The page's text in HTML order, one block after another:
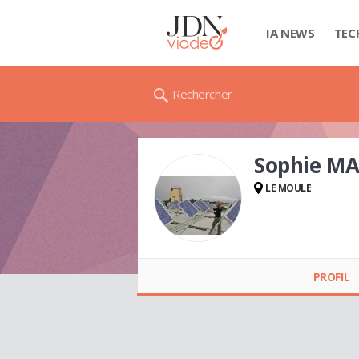
IA NEWS
Rechercher
Sophie
LE MOULE
PROFIL